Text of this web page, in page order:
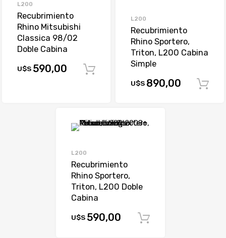
L200
Recubrimiento
Rhino Mitsubishi
Classica 98/02
Doble Cabina
U$S 590,00 Comprar
L200
Recubrimiento
Rhino Sportero,
Triton, L200 Cabina
Simple
U$S 890,00
L200
Recubrimiento
Rhino Sportero,
Triton, L200 Doble
Cabina
U$S 590,00